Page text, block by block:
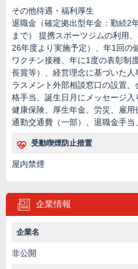
その他待遇・福利厚生
退職金（確定拠出型年金：勤続2
まで） 提携スポーツジムの利用
26年度より実施予定）、年1回の
ワクチン接種、年に1度の表彰制
長賞等）、経営理念に基づいた
ラスメント外部相談窓口の設置
格手当、誕生日月にメッセージ入
健康保険、厚生年金、労災、雇用
通勤交通費（一部）、退職金手当
受動喫煙防止措置
屋内禁煙
企業情報
企業名
非公開